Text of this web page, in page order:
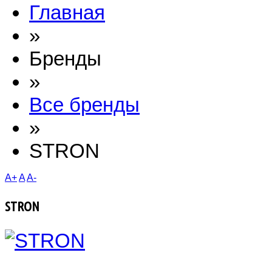
Главная
»
Бренды
»
Все бренды
»
STRON
A+AA-
STRON